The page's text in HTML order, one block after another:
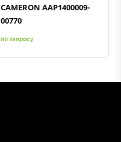
CAMERON AAP1400009-
00770
по запросу